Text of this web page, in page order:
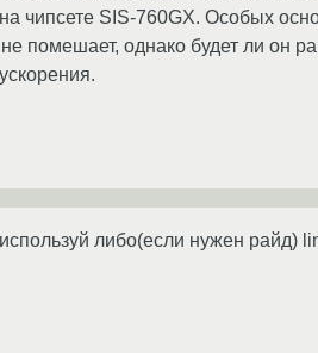
чипсете SIS-760GX. Особых
помешает, однако будет ли он
либо(если нужен райд)